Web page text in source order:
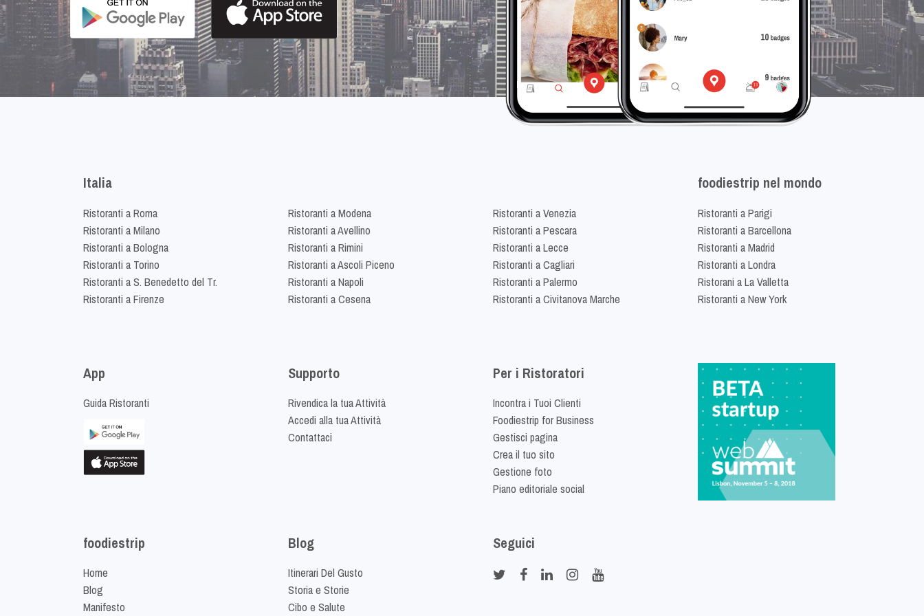
Italia
Ristoranti a Roma
Ristoranti a Milano
Ristoranti a Bologna
Ristoranti a Torino
Ristoranti a S. Benedetto del Tr.
Ristoranti a Firenze
Ristoranti a Modena
Ristoranti a Avellino
Ristoranti a Rimini
Ristoranti a Ascoli Piceno
Ristoranti a Napoli
Ristoranti a Cesena
Ristoranti a Venezia
Ristoranti a Pescara
Ristoranti a Lecce
Ristoranti a Cagliari
Ristoranti a Palermo
Ristoranti a Civitanova Marche
foodiestrip nel mondo
Ristoranti a Parigi
Ristoranti a Barcellona
Ristoranti a Madrid
Ristoranti a Londra
Ristorani a La Valletta
Ristoranti a New York
App
Guida Ristoranti
Supporto
Rivendica la tua Attività
Accedi alla tua Attività
Contattaci
Per i Ristoratori
Incontra i Tuoi Clienti
Foodiestrip for Business
Gestisci pagina
Crea il tuo sito
Gestione foto
Piano editoriale social
foodiestrip
Home
Blog
Manifesto
Blog
Itinerari Del Gusto
Storia e Storie
Cibo e Salute
Seguici